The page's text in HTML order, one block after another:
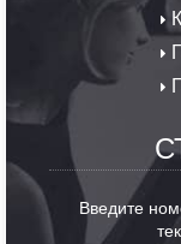
Введите